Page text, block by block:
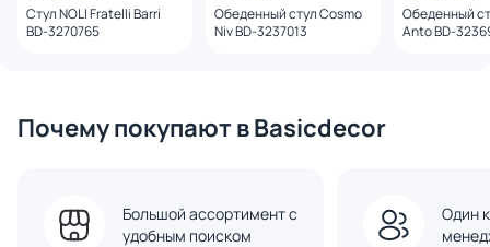
Стул NOLI Fratelli Barri
BD-3270765
Обеденный стул Cosmo
Niv BD-3237013
Обеденный
Anto BD-
Почему покупают в Basicdecor
Большой ассортимент с
удобным поиском
Один